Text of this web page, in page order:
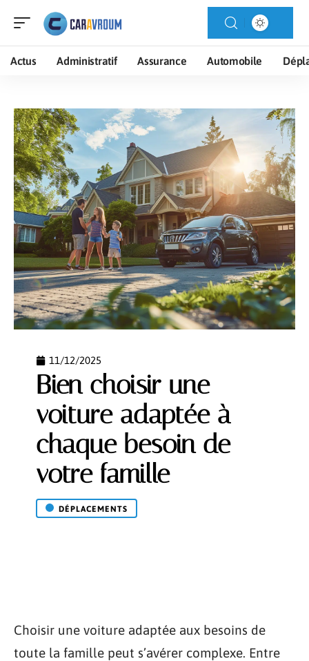
Actus Administratif Assurance Automobile
11/12/2025
Bien choisir une
voiture adaptée à
chaque besoin de
votre famille
DÉPLACEMENTS
Choisir une voiture adaptée aux besoins de
toute la famille peut s’avérer complexe. Entre